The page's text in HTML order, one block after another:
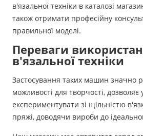
в'язальної техніки в каталозі
також отримати професійну
правильної моделі.
Переваги
в'язальної техніки
Застосування таких машин значно
можливості для творчості, дозволяє
експериментувати зі щільністю
пряжі, доводячи вироби до